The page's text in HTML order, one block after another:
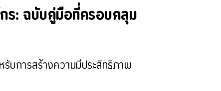
ร: ฉบับคู่มือที่ครอบคลุม
บการสร้างความมีประสิทธิภาพ